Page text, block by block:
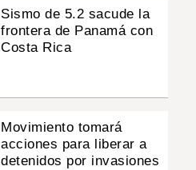
Sismo de 5.2 sacude la
frontera de Panamá con
Costa Rica
Movimiento tomará
acciones para liberar a
detenidos por invasiones